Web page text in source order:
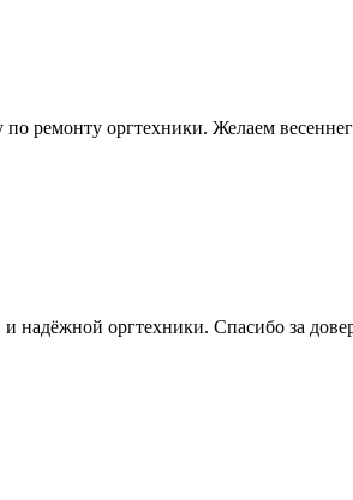
ремонту оргтехники. Желаем
надёжной оргтехники. Спасибо за